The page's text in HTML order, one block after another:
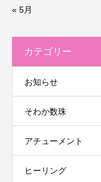
« 5月
カテゴリー
お知らせ
そわか数珠
アチューメント
ヒーリング